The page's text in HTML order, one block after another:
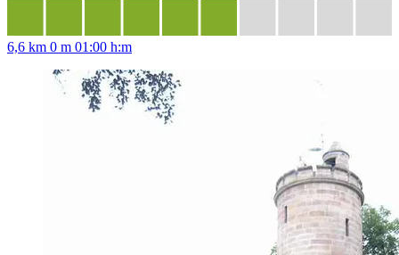
6,6 km 0 m 01:00 h:m